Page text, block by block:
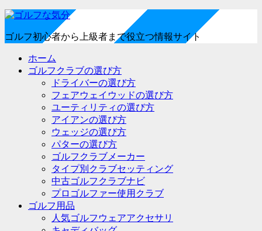
ゴルフ初心者から上級者まで役立つ情報サイト
ホーム
ゴルフクラブの選び方
ドライバーの選び方
フェアウェイウッドの選び方
ユーティリティの選び方
アイアンの選び方
ウェッジの選び方
パターの選び方
ゴルフクラブメーカー
タイプ別クラブセッティング
中古ゴルフクラブナビ
プロゴルファー使用クラブ
ゴルフ用品
人気ゴルフウェアアクセサリ